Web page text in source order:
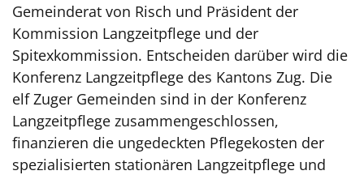
Gemeinderat von Risch und Präsident der
Kommission Langzeitpflege und der
Spitexkommission. Entscheiden darüber wird die
Konferenz Langzeitpflege des Kantons Zug. Die
elf Zuger Gemeinden sind in der Konferenz
Langzeitpflege zusammengeschlossen,
finanzieren die ungedeckten Pflegekosten der
spezialisierten stationären Langzeitpflege und